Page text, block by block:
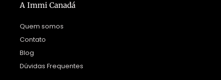
A Immi Canadá
Quem somos
Contato
Blog
Dúvidas Frequentes